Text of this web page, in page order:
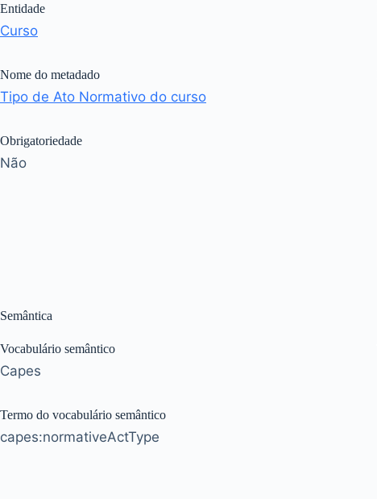
Entidade
Curso
Nome do metadado
Tipo de Ato Normativo do curso
Obrigatoriedade
Não
Semântica
Vocabulário semântico
Capes
Termo do vocabulário semântico
capes:normativeActType